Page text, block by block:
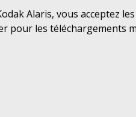
Alaris, vous acceptez
pour les téléchargements